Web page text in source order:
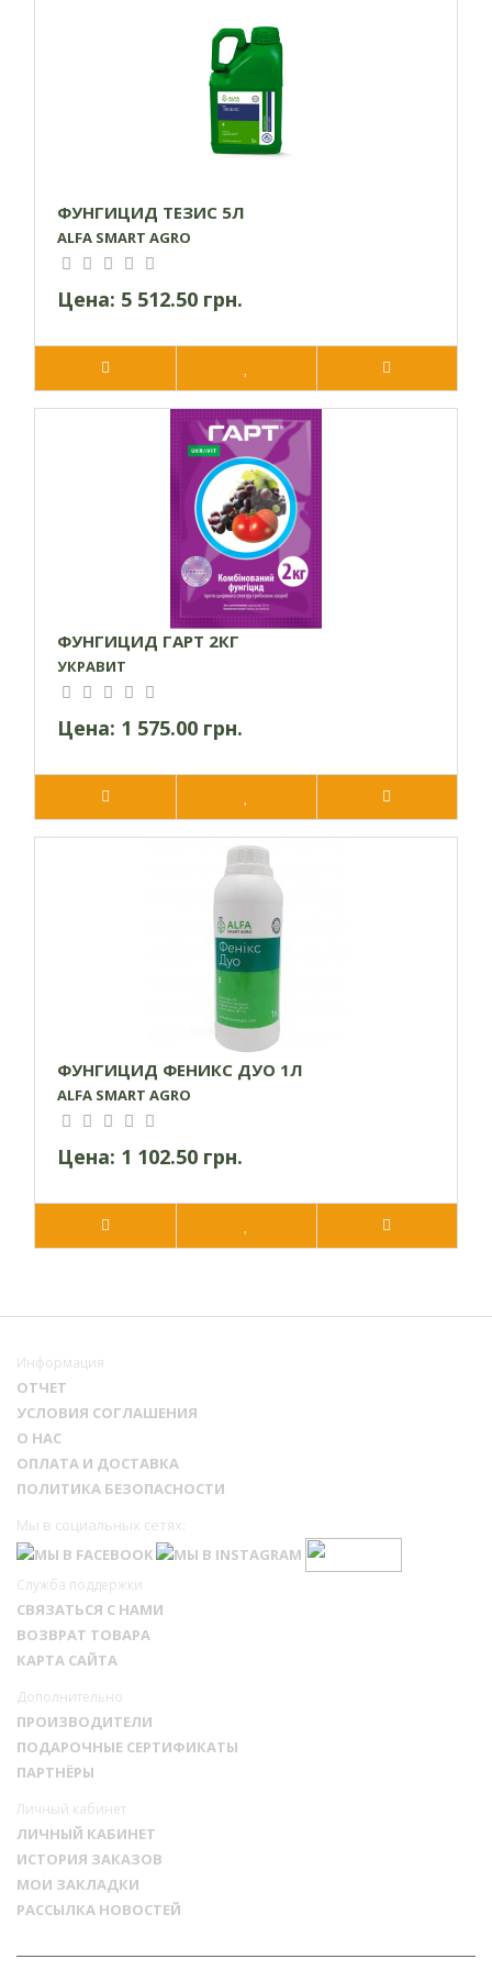
приготовления рабочего раствора разведите 5 граммов
препарата в 10 литрах воды и используйте этот раствор в
Если вы возделываете культуры в защищенном грунте,
рекомендуется удвоить концентрацию раствора и расход
инфекций.
ФУНГИЦИД ТЕЗИС 5Л
ALFA SMART AGRO
Цена: 5 512.50 грн.
ФУНГИЦИД ГАРТ 2КГ
УКРАВИТ
Цена: 1 575.00 грн.
ФУНГИЦИД ФЕНИКС ДУО 1Л
ALFA SMART AGRO
Цена: 1 102.50 грн.
Информация
ОТЧЕТ
УСЛОВИЯ СОГЛАШЕНИЯ
О НАС
ОПЛАТА И ДОСТАВКА
ПОЛИТИКА БЕЗОПАСНОСТИ
Мы в социальных сетях:
Служба поддержки
СВЯЗАТЬСЯ С НАМИ
ВОЗВРАТ ТОВАРА
КАРТА САЙТА
Дополнительно
ПРОИЗВОДИТЕЛИ
ПОДАРОЧНЫЕ СЕРТИФИКАТЫ
ПАРТНЁРЫ
Личный кабинет
ЛИЧНЫЙ КАБИНЕТ
ИСТОРИЯ ЗАКАЗОВ
МОИ ЗАКЛАДКИ
РАССЫЛКА НОВОСТЕЙ